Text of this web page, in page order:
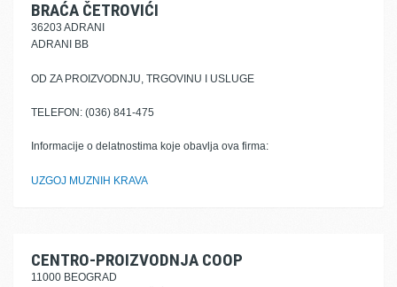
BRAĆA ČETROVIĆI
36203 ADRANI
ADRANI BB
OD ZA PROIZVODNJU, TRGOVINU I USLUGE
TELEFON: (036) 841-475
Informacije o delatnostima koje obavlja ova firma:
UZGOJ MUZNIH KRAVA
CENTRO-PROIZVODNJA COOP
11000 BEOGRAD